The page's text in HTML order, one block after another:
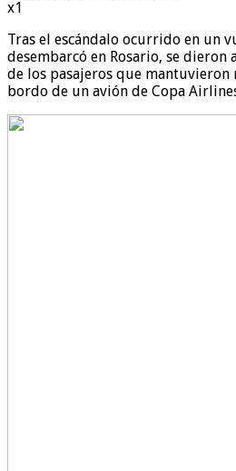
x1
Tras el escándalo ocurrido en un
desembarcó en Rosario, se dieron
de los pasajeros que mantuvieron
bordo de un avión de Copa